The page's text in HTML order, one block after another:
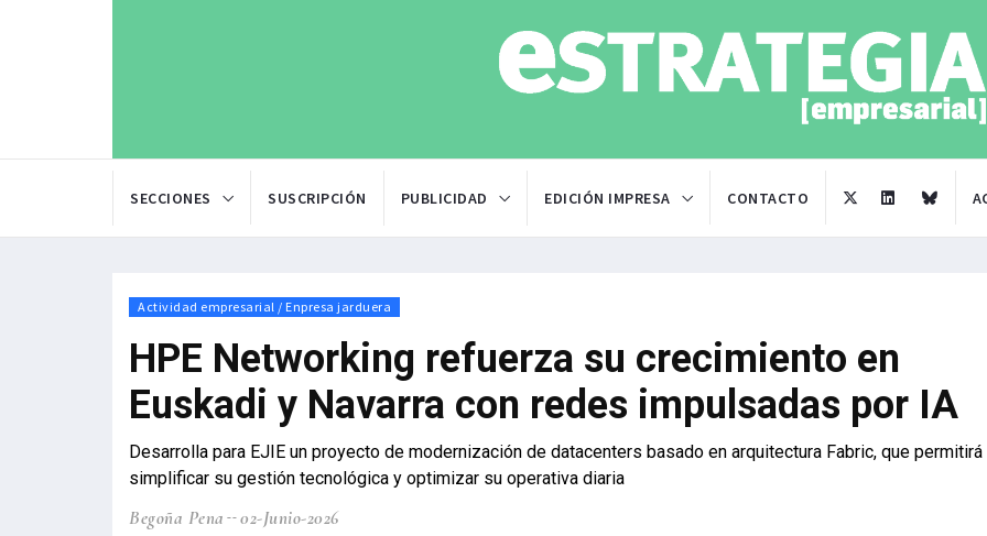
SECCIONES SUSCRIPCIÓN PUBLICIDAD EDICIÓN IMPRESA CONTACTO
Actividad empresarial / Enpresa jarduera
HPE Networking refuerza su crecimiento en
Euskadi y Navarra con redes impulsadas por IA
Desarrolla para EJIE un proyecto de modernización de datacenters basado en arquitectura Fabric, que permitirá
simplificar su gestión tecnológica y optimizar su operativa diaria
Begoña Pena 02-Junio-2026